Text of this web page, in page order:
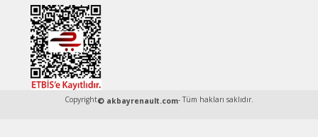
Copyright© akbayrenault.com- Tüm hakları saklıdır.